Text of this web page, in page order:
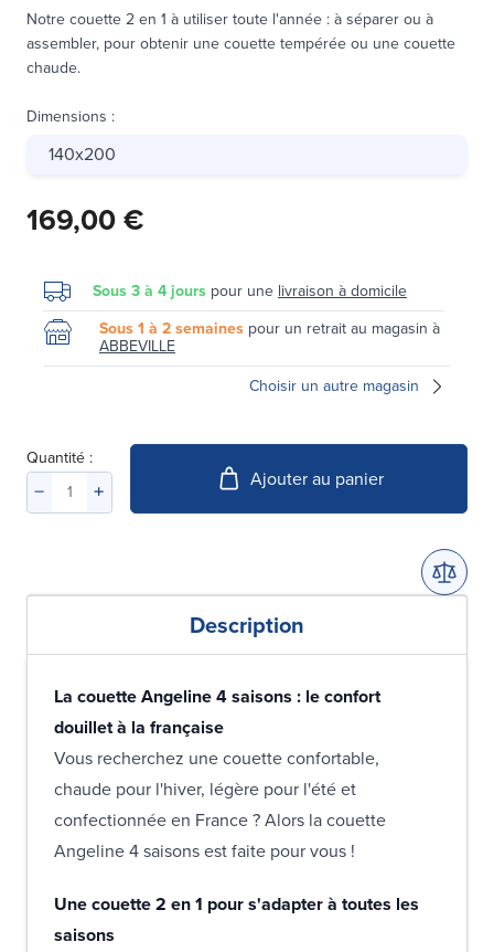
Notre couette 2 en 1 à utiliser toute l'année : à séparer ou à
assembler, pour obtenir une couette tempérée ou une couette
chaude.
Dimensions :
140x200
169,00 €
Sous 3 à 4 jours pour unelivraison à domicile
Sous 1 à 2 semaines pour un retrait au magasin à
ABBEVILLE
Choisir un autre magasin
Quantité :
Ajouter au panier
Description
La couette Angeline 4 saisons : le confort
douillet à la française
Vous recherchez une couette confortable,
chaude pour l'hiver, légère pour l'été et
confectionnée en France ? Alors la couette
Angeline 4 saisons est faite pour vous !
Une couette 2 en 1 pour s'adapter à toutes les
saisons